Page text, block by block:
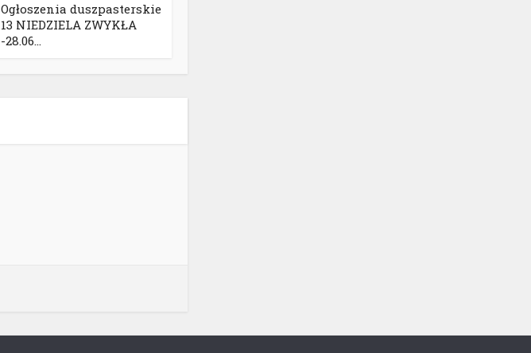
Ogłoszenia duszpasterskie
13 NIEDZIELA ZWYKŁA
-28.06...